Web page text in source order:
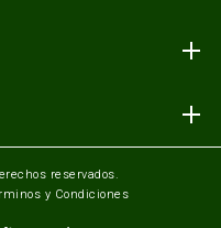
Bolivia
Bolivia
reservados.
y Condiciones